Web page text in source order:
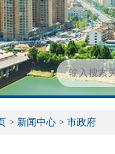
> 新闻中心 > 市政府